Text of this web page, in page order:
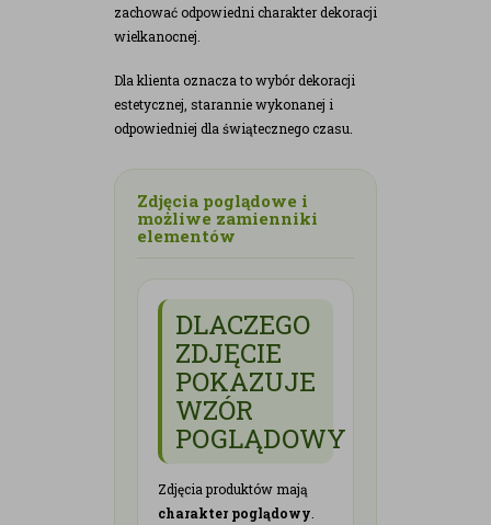
zachować odpowiedni charakter dekoracji
wielkanocnej.
Dla klienta oznacza to wybór dekoracji
estetycznej, starannie wykonanej i
odpowiedniej dla świątecznego czasu.
Zdjęcia poglądowe i
możliwe zamienniki
elementów
DLACZEGO
ZDJĘCIE
POKAZUJE
WZÓR
POGLĄDOWY
Zdjęcia produktów mają
charakter poglądowy